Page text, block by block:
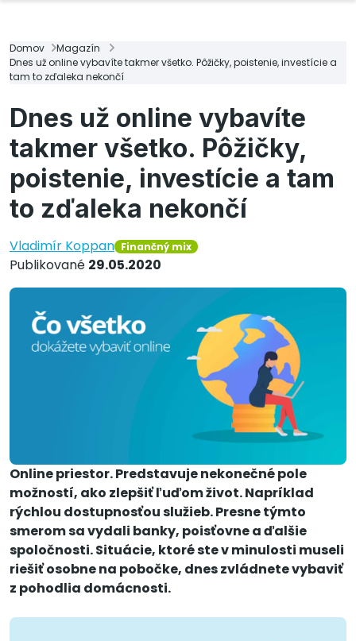
Domov
Magazín
Dnes už online vybavíte takmer všetko. Pôžičky, poistenie, investície a
tam to zďaleka nekončí
Dnes už online vybavíte
takmer všetko. Pôžičky,
poistenie, investície a tam
to zďaleka nekončí
Vladimír Koppan Finančný mix
Publikované 29.05.2020
Online priestor. Predstavuje nekonečné pole
možností, ako zlepšiť ľuďom život. Napríklad
rýchlou dostupnosťou služieb. Presne týmto
smerom sa vydali banky, poisťovne a ďalšie
spoločnosti. Situácie, ktoré ste v minulosti museli
riešiť osobne na pobočke, dnes zvládnete vybaviť
z pohodlia domácnosti.